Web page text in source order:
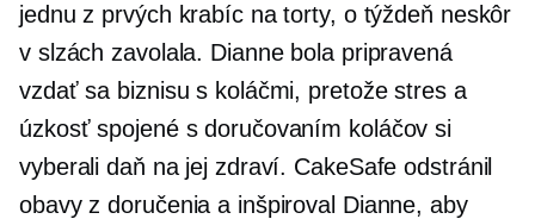
jednu z prvých krabíc na torty, o týždeň neskôr
v slzách zavolala. Dianne bola pripravená
vzdať sa biznisu s koláčmi, pretože stres a
úzkosť spojené s doručovaním koláčov si
vyberali daň na jej zdraví. CakeSafe odstránil
obavy z doručenia a inšpiroval Dianne, aby